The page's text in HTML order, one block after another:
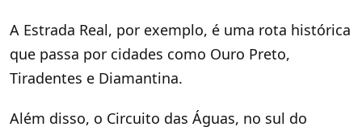
A Estrada Real, por exemplo, é uma rota histórica
que passa por cidades como Ouro Preto,
Tiradentes e Diamantina.
Além disso, o Circuito das Águas, no sul do